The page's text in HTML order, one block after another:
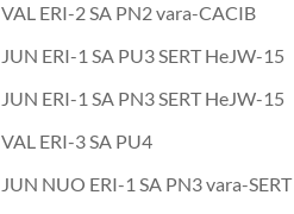
VAL ERI-2 SA PN2 vara-CACIB
JUN ERI-1 SA PU3 SERT HeJW-15
JUN ERI-1 SA PN3 SERT HeJW-15
VAL ERI-3 SA PU4
JUN NUO ERI-1 SA PN3 vara-SERT